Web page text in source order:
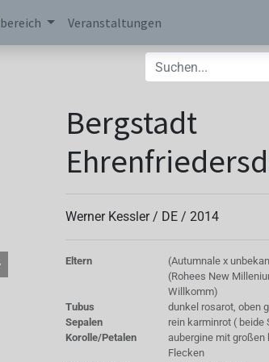
Veranstaltungen
Bergstadt
Werner Kessler / DE / 2014
Eltern
(Autumnale x
(Rohees New
Willkomm)
Tubus
dunkel rosarot, oben
Sepalen
rein karminrot ( beide
Korolle/Petalen
aubergine mit großen
Flecken